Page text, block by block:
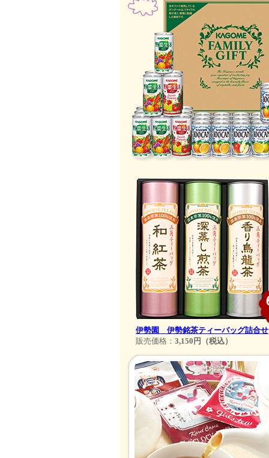
伊勢園 伊勢銘茶ティーバッグ詰合せ
販売価格： 3,150円（税込）